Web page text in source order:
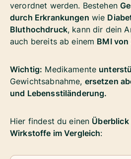
verordnet werden. Bestehen
durch Erkrankungen wie
Bluthochdruck, kann dir dein
auch bereits ab einem BMI von
Wichtig: Medikamente
Gewichtsabnahme, ersetzen
und Lebensstiländerung.
Hier findest du einen Überblick
Wirkstoffe im Vergleich: